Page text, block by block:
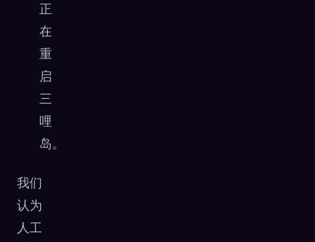
正
在
重
启
三
哩
岛。
我们
认为
人工